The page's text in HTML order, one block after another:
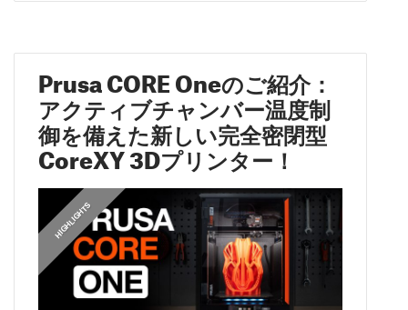
Prusa CORE Oneのご紹介：
アクティブチャンバー温度制
御を備えた新しい完全密閉型
CoreXY 3Dプリンター！
FEATURED
HIGHLIGHTS